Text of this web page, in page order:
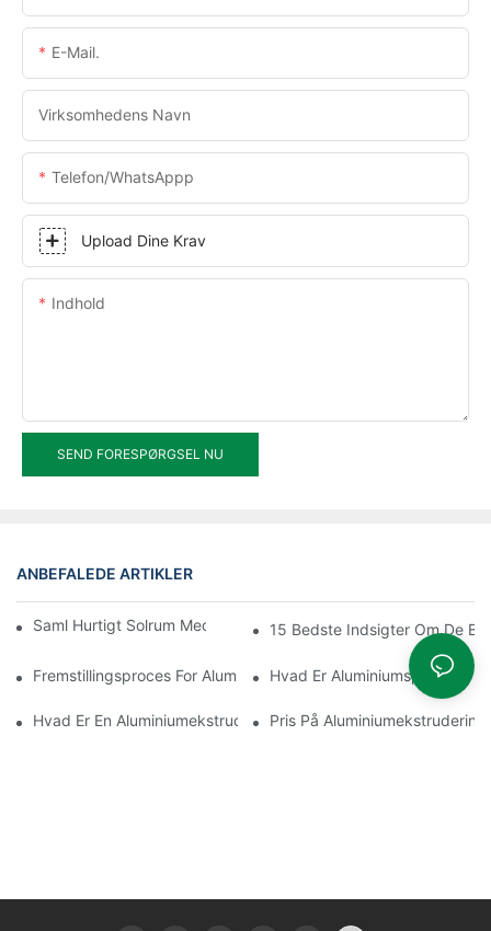
E-Mail.
Virksomhedens Navn
Telefon/WhatsAppp
Upload Dine Krav
Indhold
SEND FORESPØRGSEL NU
ANBEFALEDE ARTIKLER
Saml Hurtigt Solrum Med Termisk Brud I Aluminium
15 Bedste Indsigter Om De
Fremstillingsproces For Aluminiumekstruderingsprofiler
Hvad Er Aluminiumsprofiler
Hvad Er En Aluminiumekstruderingsprofil
Pris På